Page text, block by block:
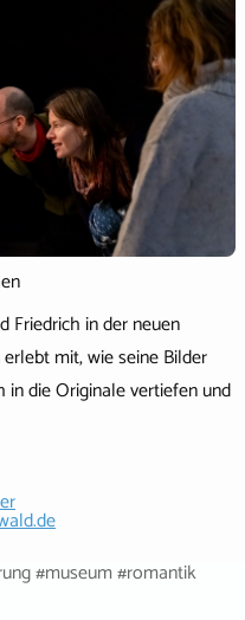
Friedrich in der neuen
mit, wie seine Bilder
in die Originale vertiefen und
#museum #romantik